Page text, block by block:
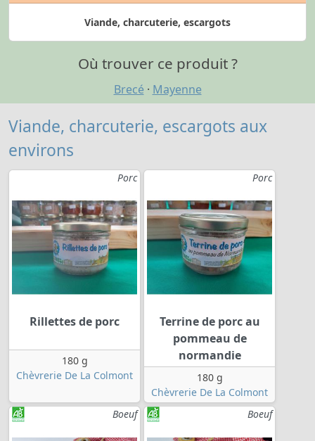
Viande, charcuterie, escargots
Où trouver ce produit ?
Brecé · Mayenne
Viande, charcuterie, escargots aux
environs
Porc
Rillettes de porc
180 g
Chèvrerie De La Colmont
Porc
Terrine de porc au
pommeau de
normandie
180 g
Chèvrerie De La Colmont
Boeuf
Boeuf